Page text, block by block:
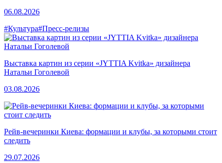
06.08.2026
#Культура#Пресс-релизы
Выставка картин из серии «JYTTIA Kvitka» дизайнера
Натальи Гоголевой
03.08.2026
Рейв-вечеринки Киева: формации и клубы, за которыми стоит
следить
29.07.2026